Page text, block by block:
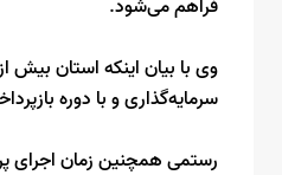
فراهم می‌شود.
سرمایه‌گذاری و با دوره بازپرداخت ۶۰ ماهه از تسهیلات